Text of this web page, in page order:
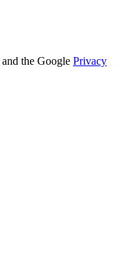
the Google Privacy